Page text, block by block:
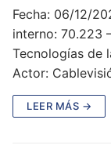
Fecha: 06/12/
interno: 70.223
Tecnologías de
Actor:
LEER MÁS →